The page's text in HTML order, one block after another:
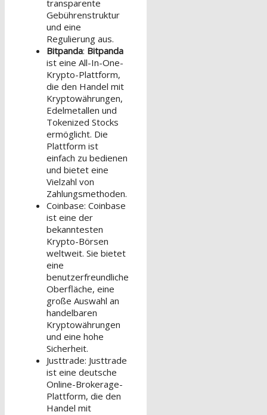
transparente
Gebührenstruktur
und eine
Regulierung aus.
Bitpanda: Bitpanda
ist eine All-In-One-
Krypto-Plattform,
die den Handel mit
Kryptowährungen,
Edelmetallen und
Tokenized Stocks
ermöglicht. Die
Plattform ist
einfach zu bedienen
und bietet eine
Vielzahl von
Zahlungsmethoden.
Coinbase: Coinbase
ist eine der
bekanntesten
Krypto-Börsen
weltweit. Sie bietet
eine
benutzerfreundliche
Oberfläche, eine
große Auswahl an
handelbaren
Kryptowährungen
und eine hohe
Sicherheit.
Justtrade: Justtrade
ist eine deutsche
Online-Brokerage-
Plattform, die den
Handel mit